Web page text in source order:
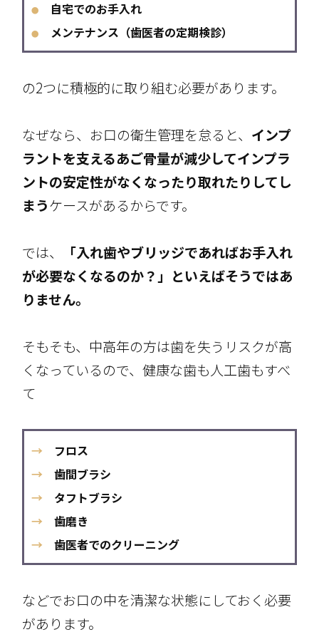
● 自宅でのお手入れ
● メンテナンス（歯医者の定期検診）
の2つに積極的に取り組む必要があります。
なぜなら、お口の衛生管理を怠ると、 インプ
ラントを支えるあご骨量が減少してインプラ
ントの安定性がなくなったり取れたりしてし
まうケースがあるからです。
では、
「入れ歯やブリッジであればお手入れ
が必要なくなるのか？」といえばそうではあ
りません。
そもそも、中高年の方は歯を失うリスクが高
くなっているので、健康な歯も人工歯もすべ
て
→ フロス
→ 歯間ブラシ
→ タフトブラシ
→ 歯磨き
→ 歯医者でのクリーニング
などでお口の中を清潔な状態にしておく必要
があります。